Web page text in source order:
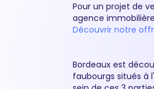
Pour un projet de
agence
Découvrir notre
Bordeaux est
faubourgs situés à